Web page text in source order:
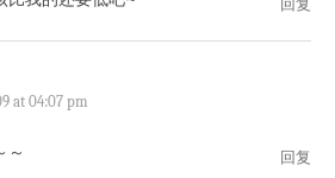
回复
at 04:07 pm
～ 回复